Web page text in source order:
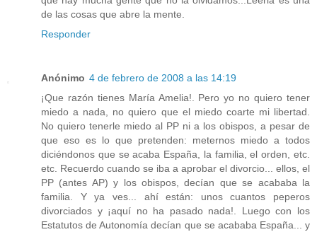
de las cosas que abre la mente.
Responder
Anónimo 4 de febrero de 2008 a las 14:19
¡Que razón tienes María Amelia!. Pero yo no quiero tener
miedo a nada, no quiero que el miedo coarte mi libertad.
No quiero tenerle miedo al PP ni a los obispos, a pesar de
que eso es lo que pretenden: meternos miedo a todos
diciéndonos que se acaba España, la familia, el orden, etc.
etc. Recuerdo cuando se iba a aprobar el divorcio... ellos, el
PP (antes AP) y los obispos, decían que se acababa la
familia. Y ya ves... ahí están: unos cuantos peperos
divorciados y ¡aquí no ha pasado nada!. Luego con los
Estatutos de Autonomía decían que se acababa España... y